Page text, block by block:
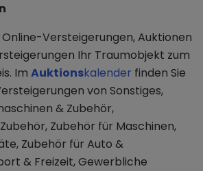
Online-Versteigerungen, Auktionen
Ihr Traumobjekt zum
Im Auktionskalender finden Sie
von Sonstiges,
& Zubehör,
Zubehör für Maschinen,
Zubehör für Auto &
& Freizeit, Gewerbliche